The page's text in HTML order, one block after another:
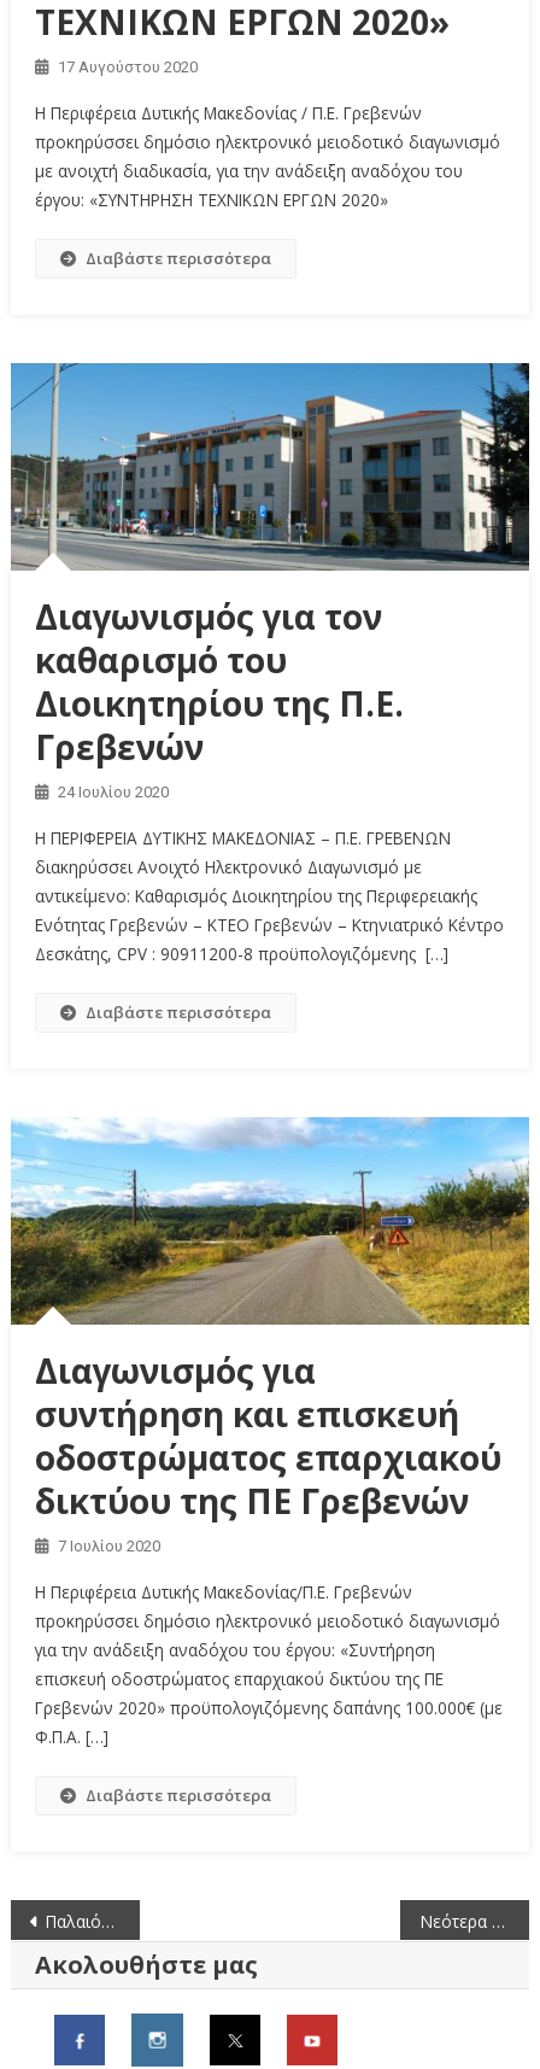
ΤΕΧΝΙΚΩΝ ΕΡΓΩΝ 2020»
17 Αυγούστου 2020
Η Περιφέρεια Δυτικής Μακεδονίας / Π.Ε. Γρεβενών
προκηρύσσει δημόσιο ηλεκτρονικό μειοδοτικό διαγωνισμό
με ανοιχτή διαδικασία, για την ανάδειξη αναδόχου του
έργου: «ΣΥΝΤΗΡΗΣΗ ΤΕΧΝΙΚΩΝ ΕΡΓΩΝ 2020»
Διαβάστε περισσότερα
Διαγωνισμός για τον
καθαρισμό του
Διοικητηρίου της Π.Ε.
Γρεβενών
24 Ιουλίου 2020
Η ΠΕΡΙΦΕΡΕΙΑ ΔΥΤΙΚΗΣ ΜΑΚΕΔΟΝΙΑΣ – Π.Ε. ΓΡΕΒΕΝΩΝ
διακηρύσσει Ανοιχτό Ηλεκτρονικό Διαγωνισμό με
αντικείμενο: Καθαρισμός Διοικητηρίου της Περιφερειακής
Ενότητας Γρεβενών – ΚΤΕΟ Γρεβενών – Κτηνιατρικό Κέντρο
Δεσκάτης, CPV : 90911200-8 προϋπολογιζόμενης […]
Διαβάστε περισσότερα
Διαγωνισμός για
συντήρηση και επισκευή
οδοστρώματος επαρχιακού
δικτύου της ΠΕ Γρεβενών
7 Ιουλίου 2020
Η Περιφέρεια Δυτικής Μακεδονίας/Π.Ε. Γρεβενών
προκηρύσσει δημόσιο ηλεκτρονικό μειοδοτικό διαγωνισμό
για την ανάδειξη αναδόχου του έργου: «Συντήρηση
επισκευή οδοστρώματος επαρχιακού δικτύου της ΠΕ
Γρεβενών 2020» προϋπολογιζόμενης δαπάνης 100.000€ (με
Φ.Π.Α. […]
Διαβάστε περισσότερα
Πλοήγηση
άρθρων
Παλαιότερα άρθρα Νεότερα άρθρα
Ακολουθήστε μας